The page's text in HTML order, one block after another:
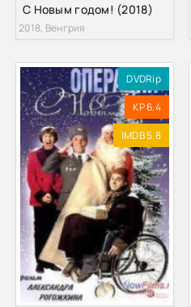
С Новым годом! (2018)
2018, Венгрия
DVDRip
KP 6.4
IMDB 5.8